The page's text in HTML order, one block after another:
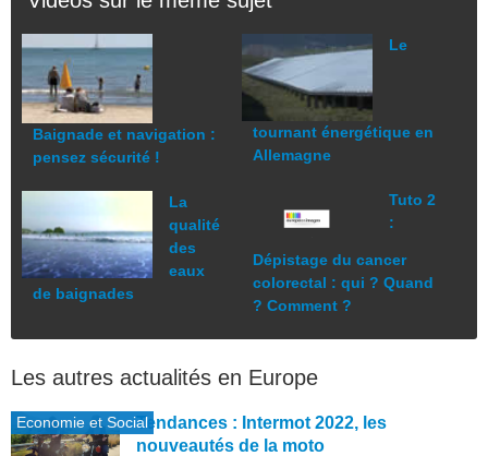
Baignade et navigation :
pensez sécurité !
La
qualité
des
eaux
de baignades
Le
tournant énergétique en
Allemagne
Tuto 2
:
Dépistage du cancer
colorectal : qui ? Quand
? Comment ?
Les autres actualités en Europe
Economie et SocialTendances : Intermot 2022, les
nouveautés de la moto